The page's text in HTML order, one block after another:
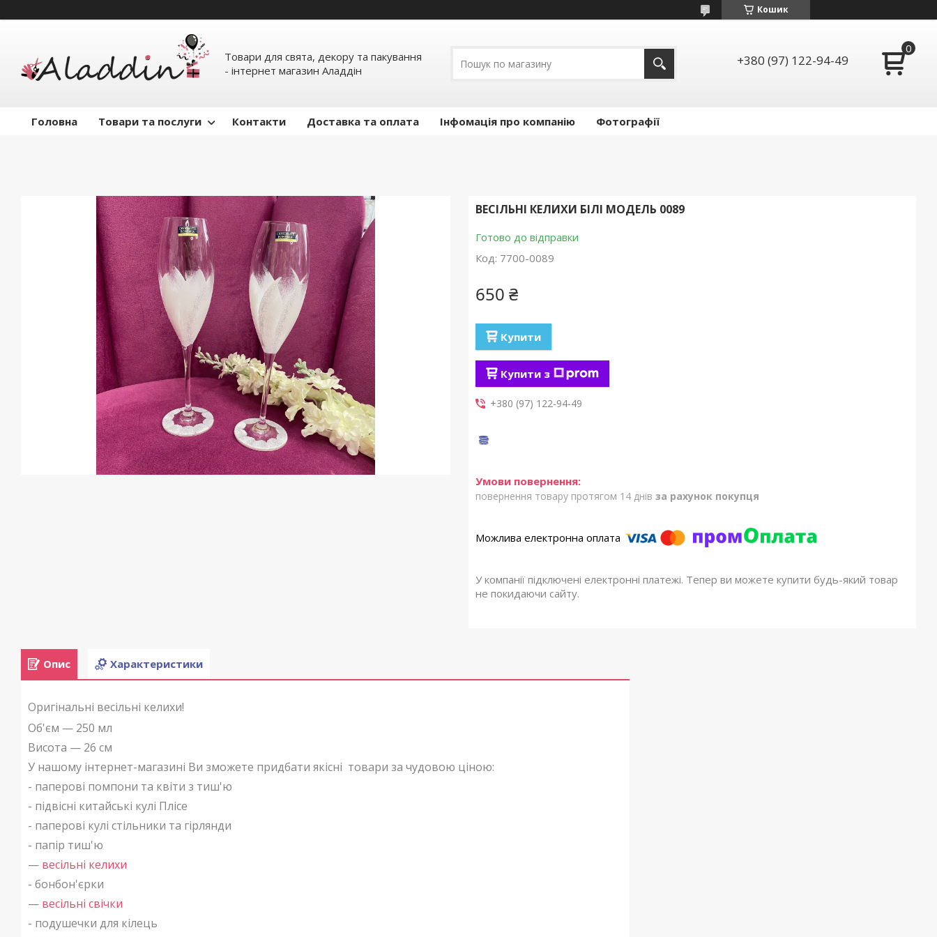
Кошик
Товари для свята, декору та пакування
- інтернет магазин Аладдін
+380 (97) 122-94-49
Головна Товари та послуги Контакти Доставка та оплата Інфомація про компанію Фотографії
ВЕСІЛЬНІ КЕЛИХИ БІЛІ МОДЕЛЬ 0089
Готово до відправки
Код: 7700-0089
650 ₴
Купити
Купити з
+380 (97) 122-94-49
повернення товару протягом 14 днів за рахунок покупця
У компанії підключені електронні платежі. Тепер ви можете купити будь-який товар
не покидаючи сайту.
Опис Характеристики
Оригінальні весільні келихи!
Об'єм — 250 мл
Висота — 26 см
У нашому інтернет-магазині Ви зможете придбати якісні товари за чудовою ціною:
- паперові помпони та квіти з тиш'ю
- підвісні китайські кулі Плісе
- паперові кулі стільники та гірлянди
- папір тиш'ю
— весільні келихи
- бонбон'єрки
— весільні свічки
- подушечки для кілець